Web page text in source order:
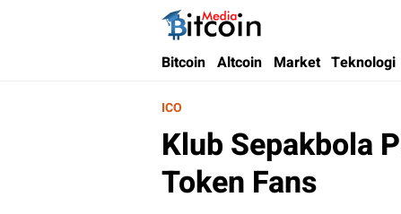
Bitcoin Media Indonesia
Media Bitcoin dan Cryptocurrency, dan
Bitcoin Altcoin Market Teknologi
ICO
Klub Sepakbola
Token Fans